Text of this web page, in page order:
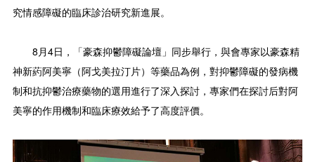
究情感障礙的臨床診治研究新進展。
8月4日，「豪森抑鬱障礙論壇」同步舉行，與會專家以豪森精
神新葯阿美寧（阿戈美拉汀片）等藥品為例，對抑鬱障礙的發病機
制和抗抑鬱治療藥物的選用進行了深入探討，專家們在探討后對阿
美寧的作用機制和臨床療效給予了高度評價。